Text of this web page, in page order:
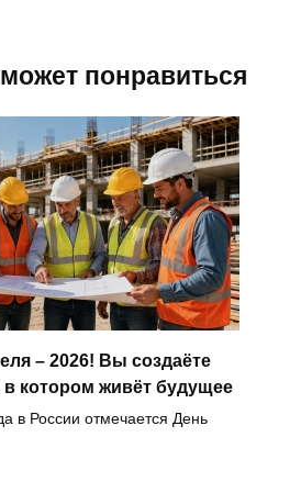
понравиться
– 2026! Вы создаёте
в котором живёт будущее
в России отмечается День